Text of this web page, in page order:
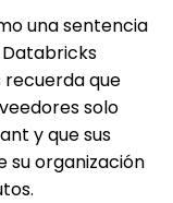
una sentencia
recuerda que
solo
y que sus
su organización